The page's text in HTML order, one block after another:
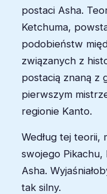
postaci Asha.
Ketchuma,
podobieństw
związanych z
postacią znaną z
pierwszym
regionie Kanto.
Według tej teorii,
swojego Pikachu,
Asha.
tak silny.